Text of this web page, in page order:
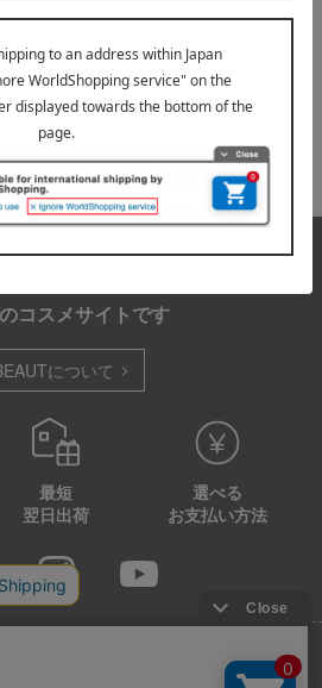
り登録のご利用には、高島屋オン
無料）および「ログイン」が必要
約に基づき適正な運賃をお支払い
コスメサイトです
について
最短
翌日出荷
選べる
お支払い方法
特定商取引法に基づく表示